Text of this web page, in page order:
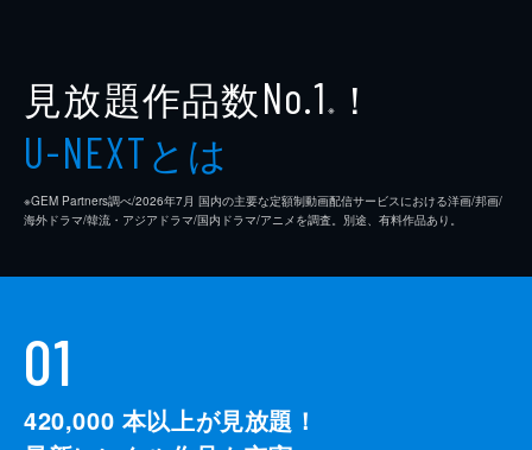
見放題作品数No.1 ※ ！
U-NEXTとは
※GEM Partners調べ/2026年7⽉ 国内の主要な定額制動画配信サービスにおける洋画/邦画/
海外ドラマ/韓流・アジアドラマ/国内ドラマ/アニメを調査。別途、有料作品あり。
01
420,000 本以上が見放題！